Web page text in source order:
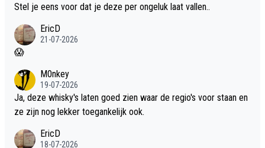
Stel je eens voor dat je deze per ongeluk laat vallen..
EricD
21-07-2026
😱
M0nkey
19-07-2026
Ja, deze whisky's laten goed zien waar de regio's voor staan en
ze zijn nog lekker toegankelijk ook.
EricD
18-07-2026